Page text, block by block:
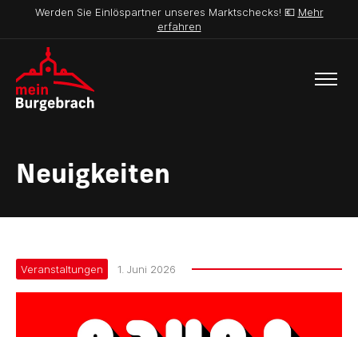
Werden Sie Einlöspartner unseres Marktschecks! 💶 Mehr
erfahren
Neuigkeiten
Veranstaltungen 1. Juni 2026